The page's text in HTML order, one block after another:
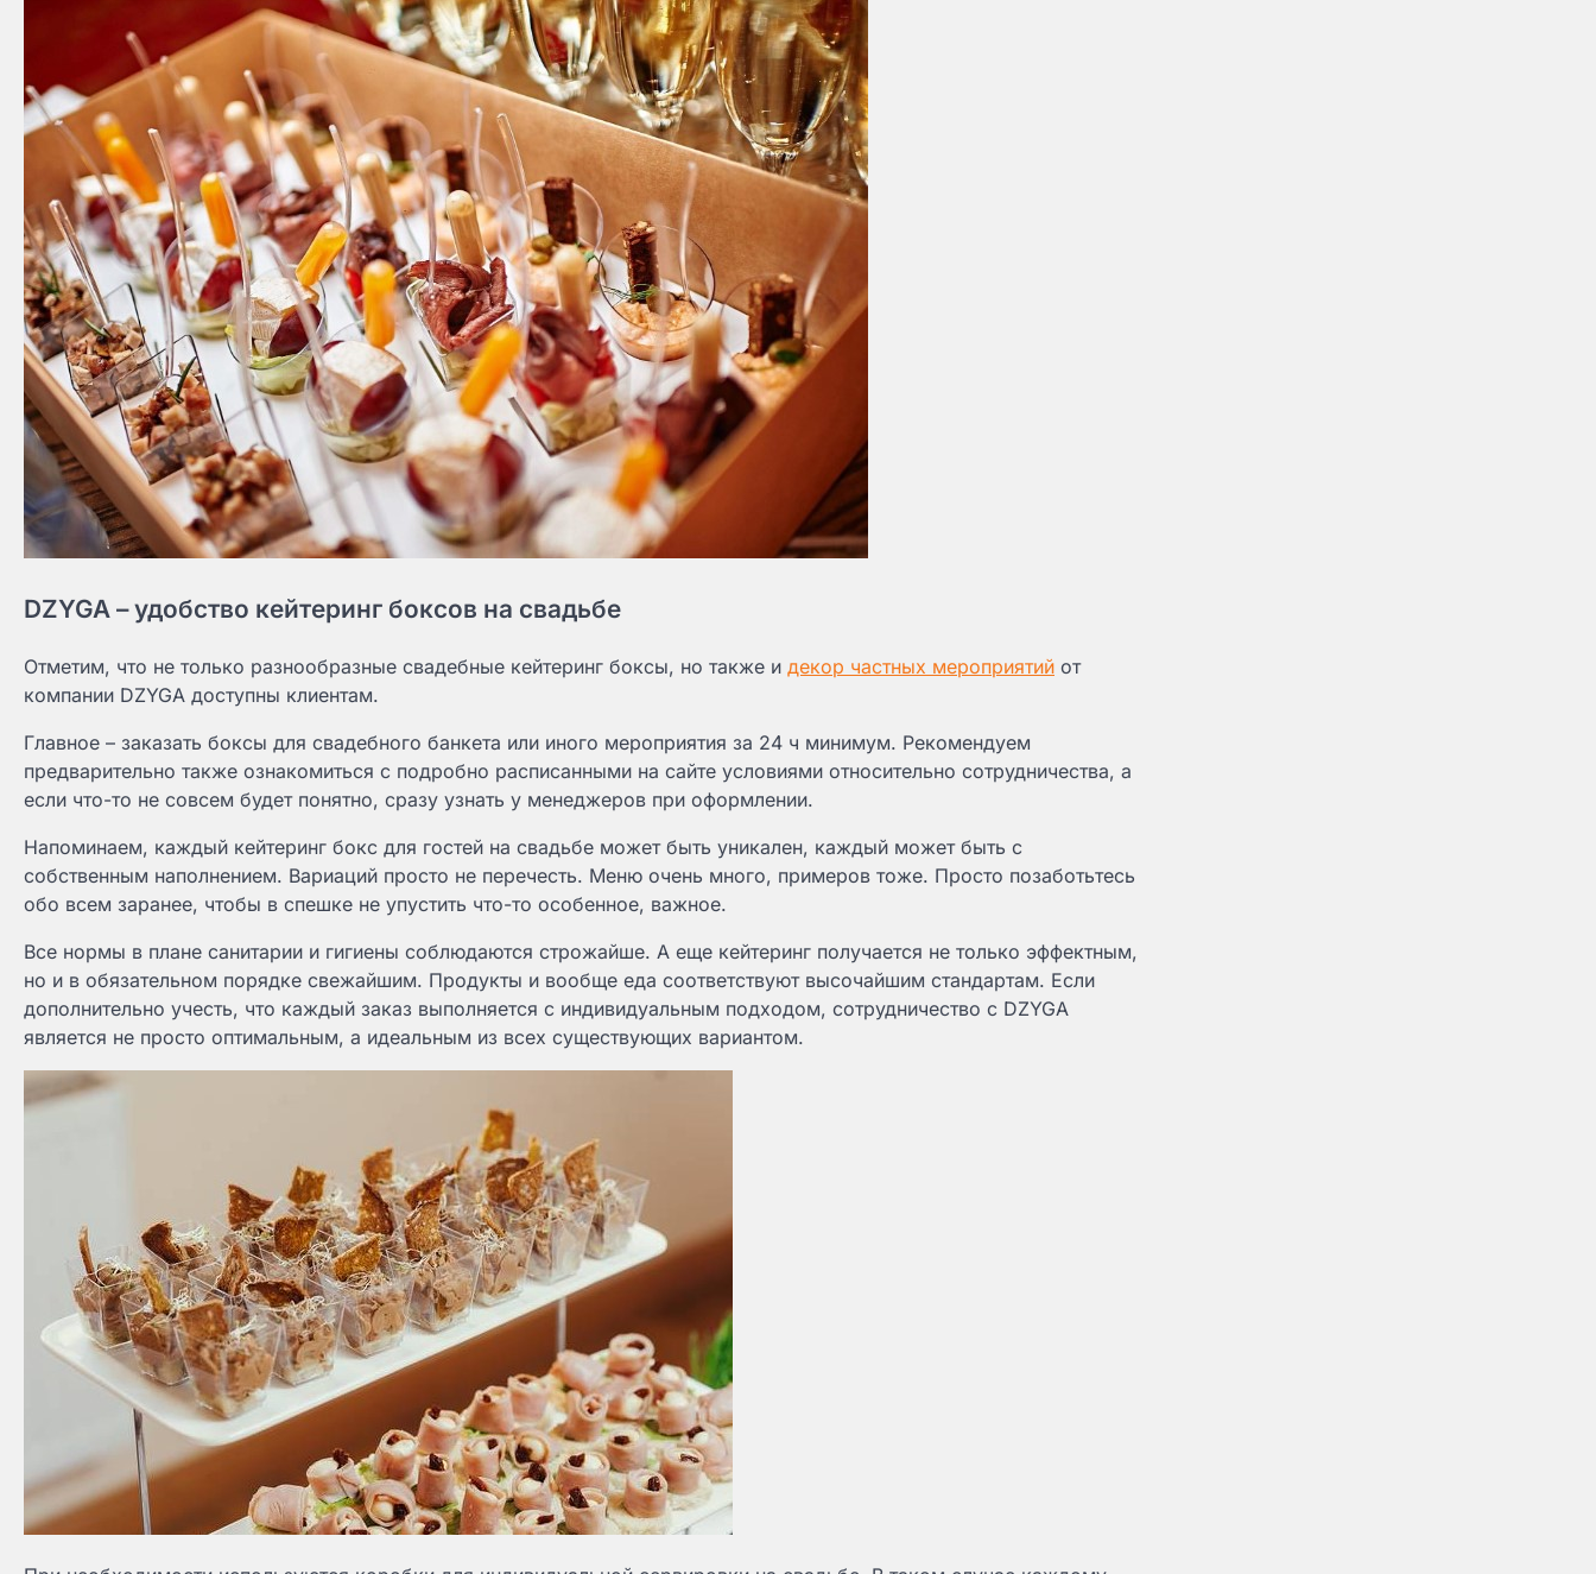
DZYGA – удобство кейтеринг боксов на свадьбе
Отметим, что не только разнообразные свадебные кейтеринг боксы, но также и декор частных мероприятий от
компании DZYGA доступны клиентам.
Главное – заказать боксы для свадебного банкета или иного мероприятия за 24 ч минимум. Рекомендуем
предварительно также ознакомиться с подробно расписанными на сайте условиями относительно сотрудничества, а
если что-то не совсем будет понятно, сразу узнать у менеджеров при оформлении.
Напоминаем, каждый кейтеринг бокс для гостей на свадьбе может быть уникален, каждый может быть с
собственным наполнением. Вариаций просто не перечесть. Меню очень много, примеров тоже. Просто позаботьтесь
обо всем заранее, чтобы в спешке не упустить что-то особенное, важное.
Все нормы в плане санитарии и гигиены соблюдаются строжайше. А еще кейтеринг получается не только эффектным,
но и в обязательном порядке свежайшим. Продукты и вообще еда соответствуют высочайшим стандартам. Если
дополнительно учесть, что каждый заказ выполняется с индивидуальным подходом, сотрудничество с DZYGA
является не просто оптимальным, а идеальным из всех существующих вариантом.